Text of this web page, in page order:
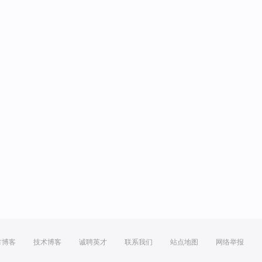
博客 技术博客 诚聘英才 联系我们 站点地图 网络举报